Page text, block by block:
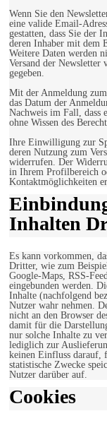
Wenn Sie den
eine valide Email-
gestatten, dass Sie der
deren Inhaber mit dem
Weitere Daten werden
Versand der
gegeben.
Mit der Anmeldung
das Datum der
Nachweis im Fall, dass
ohne Wissen des
Ihre Einwilligung zur
deren Nutzung zum
widerrufen. Der
in Ihrem Profilbereich
Kontaktmöglichkeiten
Inhalten
Es kann vorkommen,
Dritter, wie zum
Google-Maps, RSS-
eingebunden werden.
Inhalte (nachfolgend
Nutzer wahr nehmen.
nicht an den Browser
damit für die
nur solche Inhalte zu
lediglich zur
keinen Einfluss
statistische Zwecke
Nutzer darüber auf.
Cookies